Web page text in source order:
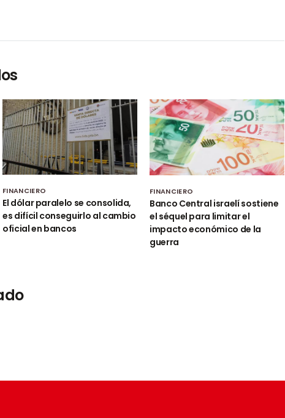
FINANCIERO
El dólar paralelo se consolida,
es difícil conseguirlo al cambio
oficial en bancos
FINANCIERO
Banco Central israelí sostiene
el séquel para limitar el
impacto económico de la
guerra